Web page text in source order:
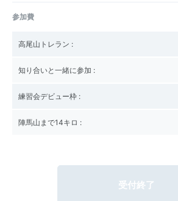
参加費
高尾山トレラン :
知り合いと一緒に参加 :
練習会デビュー枠 :
陣馬山まで14キロ :
受付終了